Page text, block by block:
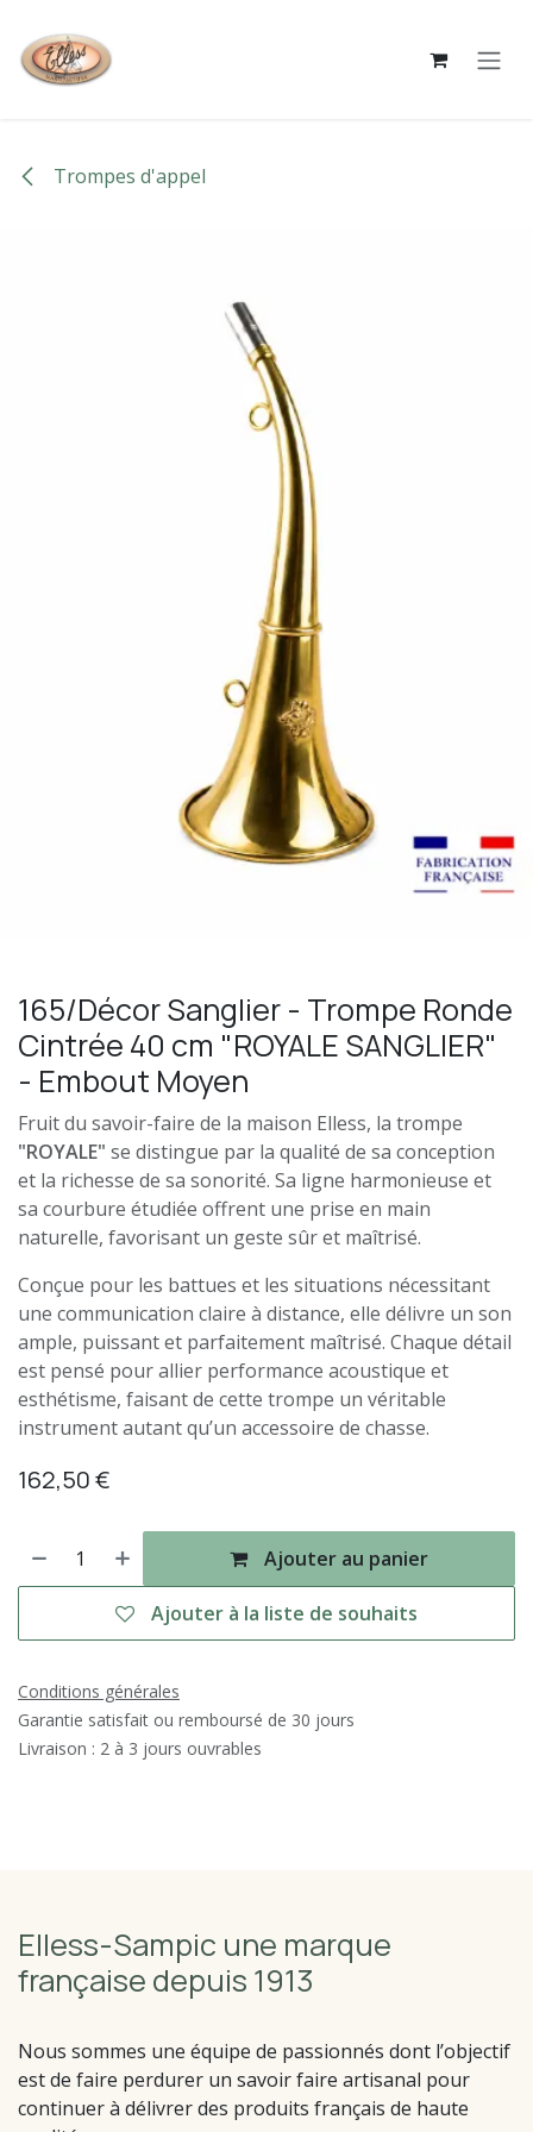
Trompes d'appel
165/Décor Sanglier - Trompe Ronde
Cintrée 40 cm "ROYALE SANGLIER"
- Embout Moyen
Fruit du savoir-faire de la maison Elless, la trompe
"ROYALE" se distingue par la qualité de sa conception
et la richesse de sa sonorité. Sa ligne harmonieuse et
sa courbure étudiée offrent une prise en main
naturelle, favorisant un geste sûr et maîtrisé.
Conçue pour les battues et les situations nécessitant
une communication claire à distance, elle délivre un son
ample, puissant et parfaitement maîtrisé. Chaque détail
est pensé pour allier performance acoustique et
esthétisme, faisant de cette trompe un véritable
instrument autant qu’un accessoire de chasse.
162,50€
Ajouter au panier
Ajouter à la liste de souhaits
Conditions générales
Garantie satisfait ou remboursé de 30 jours
Livraison : 2 à 3 jours ouvrables
Elless-Sampic une marque
française depuis 1913
Nous sommes une équipe de passionnés dont l’objectif
est de faire perdurer un savoir faire artisanal pour
continuer à délivrer des produits français de haute